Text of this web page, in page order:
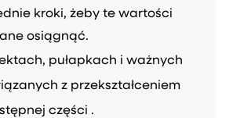
kroki, żeby te wartości
osiągnąć.
pułapkach i ważnych
z przekształceniem
części .